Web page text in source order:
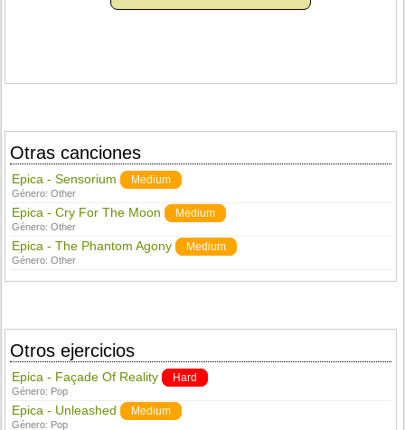
Otras canciones
Epica - Sensorium Medium
Género:Other
Epica - Cry For The Moon Medium
Género:Other
Epica - The Phantom Agony Medium
Género:Other
Otros ejercicios
Epica - Façade Of Reality Hard
Género: Pop
Epica - Unleashed Medium
Género: Pop